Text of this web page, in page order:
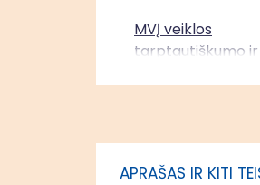
MVĮ veiklos
tarptautiškumo ir
regionas)
APRAŠAS IR KITI